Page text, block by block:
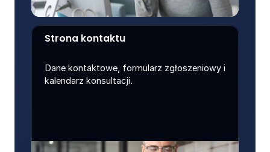
Strona kontaktu
Dane kontaktowe, formularz zgłoszeniowy i
kalendarz konsultacji.